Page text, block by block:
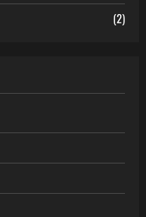
(2)